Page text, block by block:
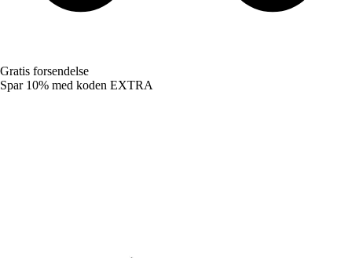
Gratis forsendelse
Spar 10% med koden EXTRA